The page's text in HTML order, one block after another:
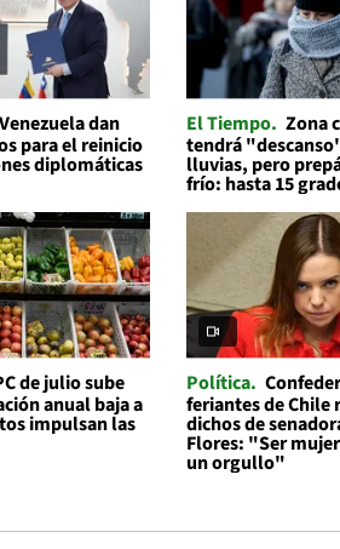
dan
para el reinicio
diplomáticas
El Tiempo Zona
tendrá
lluvias, pero
frío: hasta 15
de julio sube
anual baja a
impulsan las
Política
feriantes de Chile
dichos de
Flores: "Ser
un orgullo"